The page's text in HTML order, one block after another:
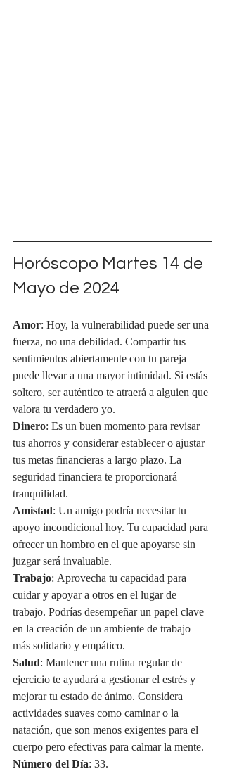
Horóscopo Martes 14 de
Mayo de 2024
Amor: Hoy, la vulnerabilidad puede ser una
fuerza, no una debilidad. Compartir tus
sentimientos abiertamente con tu pareja
puede llevar a una mayor intimidad. Si estás
soltero, ser auténtico te atraerá a alguien que
valora tu verdadero yo.
Dinero: Es un buen momento para revisar
tus ahorros y considerar establecer o ajustar
tus metas financieras a largo plazo. La
seguridad financiera te proporcionará
tranquilidad.
Amistad: Un amigo podría necesitar tu
apoyo incondicional hoy. Tu capacidad para
ofrecer un hombro en el que apoyarse sin
juzgar será invaluable.
Trabajo: Aprovecha tu capacidad para
cuidar y apoyar a otros en el lugar de
trabajo. Podrías desempeñar un papel clave
en la creación de un ambiente de trabajo
más solidario y empático.
Salud: Mantener una rutina regular de
ejercicio te ayudará a gestionar el estrés y
mejorar tu estado de ánimo. Considera
actividades suaves como caminar o la
natación, que son menos exigentes para el
cuerpo pero efectivas para calmar la mente.
Número del Día: 33.